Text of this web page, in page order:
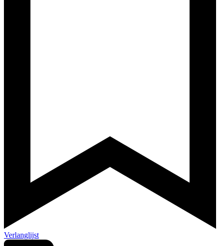
Verlanglijst